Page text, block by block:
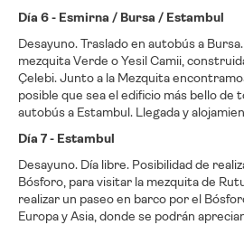
Día 6 - Esmirna / Bursa / Estambul
Desayuno. Traslado en autobús a
mezquita Verde o Yesil Camii,
Çelebi. Junto a la Mezquita
posible que sea el edificio más bello de
autobús a Estambul. Llegada y
Día 7 - Estambul
Desayuno. Día libre. Posibilidad de
Bósforo, para visitar la mezquita de
realizar un paseo en barco por el
Europa y Asia, donde se podrán